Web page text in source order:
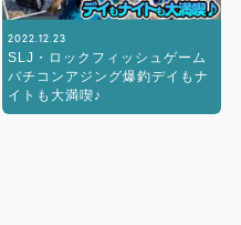
2022.12.23
SLJ・ロックフィッシュゲーム
バチコンアジング爆釣デイもナ
イトも大満喫♪